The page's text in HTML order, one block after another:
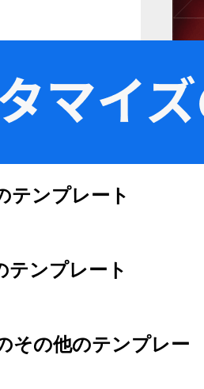
テンプレート
テンプレート
その他のテンプレー